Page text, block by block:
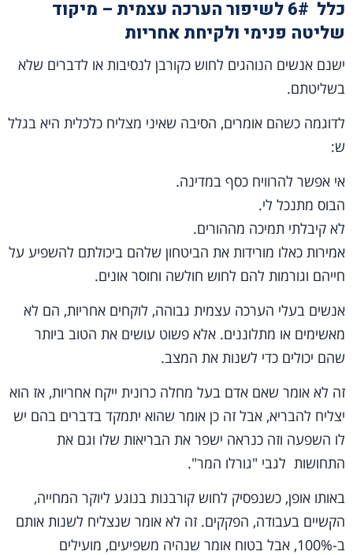
כלל 6# לשיפור הערכה עצמית – מיקוד
שליטה פנימי ולקיחת אחריות
ישנם אנשים הנוהגים לחוש כקורבן לנסיבות או לדברים שלא
בשליטתם.
לדוגמה כשהם אומרים, הסיבה שאיני מצליח כלכלית היא בגלל
ש:
אי אפשר להרוויח כסף במדינה.
הבוס מתנכל לי.
לא קיבלתי תמיכה מההורים.
אמירות כאלו מורידות את הביטחון שלהם ביכולתם להשפיע על
חייהם וגורמות להם לחוש חולשה וחוסר אונים.
אנשים בעלי הערכה עצמית גבוהה, לוקחים אחריות, הם לא
מאשימים או מתלוננים. אלא פשוט עושים את הטוב ביותר
שהם יכולים כדי לשנות את המצב.
זה לא אומר שאם אדם בעל מחלה כרונית ייקח אחריות, אז הוא
יצליח להבריא, אבל זה כן אומר שהוא יתמקד בדברים בהם יש
לו השפעה וזה כנראה ישפר את הבריאות שלו וגם את
התחושות לגבי "גורלו המר".
באותו אופן, כשנפסיק לחוש קורבנות בנוגע ליוקר המחייה,
הקשיים בעבודה, הפקקים. זה לא אומר שנצליח לשנות אותם
ב-100%, אבל בטוח אומר שנהיה משפיעים, מועילים